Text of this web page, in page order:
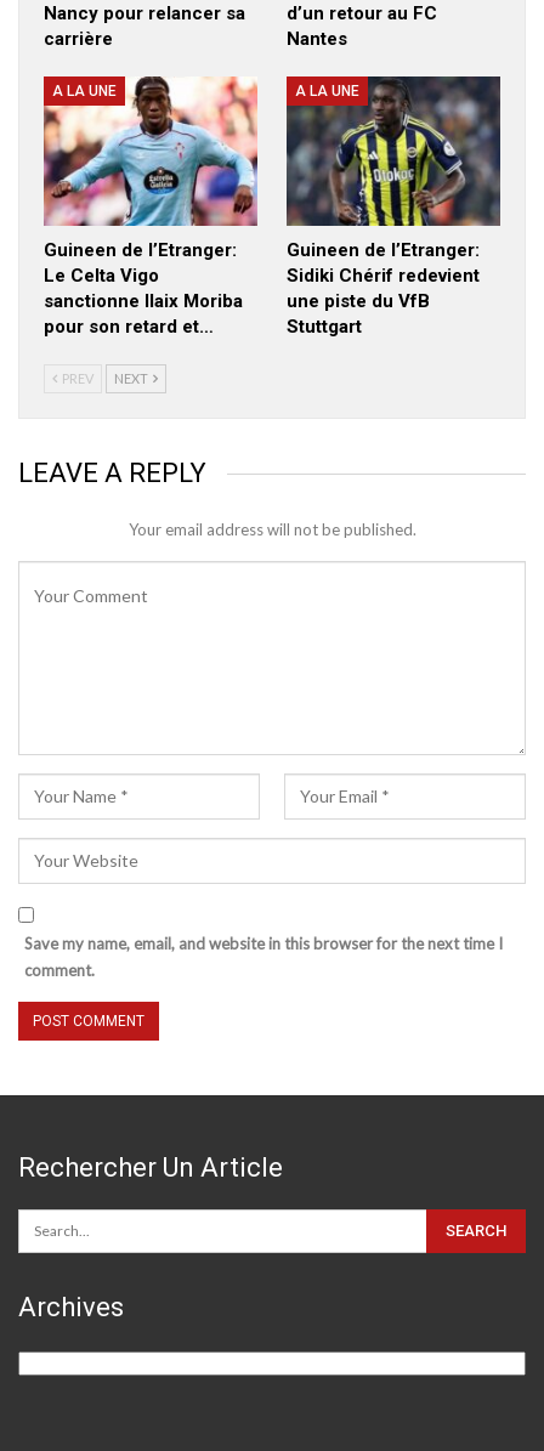
Nancy pour relancer sa
carrière
d’un retour au FC
Nantes
A LA UNE
Guineen de l’Etranger:
Le Celta Vigo
sanctionne Ilaix Moriba
pour son retard et…
A LA UNE
Guineen de l’Etranger:
Sidiki Chérif redevient
une piste du VfB
Stuttgart
PREV NEXT
LEAVE A REPLY
Your email address will not be published.
Save my name, email, and website in this browser for the next time I
comment.
Rechercher Un Article
Archives